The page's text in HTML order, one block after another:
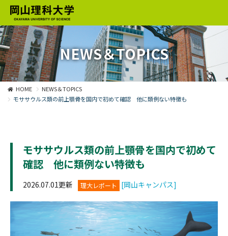
NEWS＆TOPICS
HOME
NEWS＆TOPICS
モササウルス類の前上顎骨を国内で初めて確認 他に類例ない特徴も
モササウルス類の前上顎骨を国内で初めて
確認 他に類例ない特徴も
2026.07.01更新 理大レポート [岡山キャンパス]